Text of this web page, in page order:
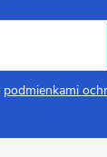
podmienkami